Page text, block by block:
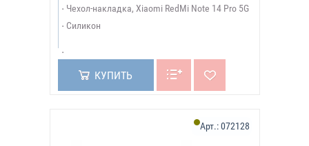
Чехол-накладка, Xiaomi RedMi Note 14 Pro 5G
Силикон
КУПИТЬ
Арт.:072128